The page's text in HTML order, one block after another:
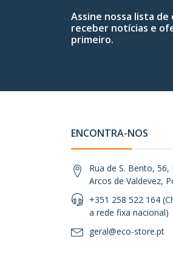
Assine nossa lista de
receber notícias e
primeiro.
ENCONTRA-NOS
Rua de S. Bento, 56,
Arcos de Valdevez,
+351 258 522 164
a rede fixa nacional)
geral@eco-store.pt